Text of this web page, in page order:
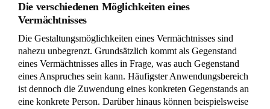
Die verschiedenen Möglichkeiten eines
Vermächtnisses
Die Gestaltungsmöglichkeiten eines Vermächtnisses sind
nahezu unbegrenzt. Grundsätzlich kommt als Gegenstand
eines Vermächtnisses alles in Frage, was auch Gegenstand
eines Anspruches sein kann. Häufigster Anwendungsbereich
ist dennoch die Zuwendung eines konkreten Gegenstands an
eine konkrete Person. Darüber hinaus können beispielsweise